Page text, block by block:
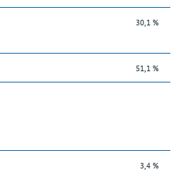
30,1 %
51,1 %
3,4 %